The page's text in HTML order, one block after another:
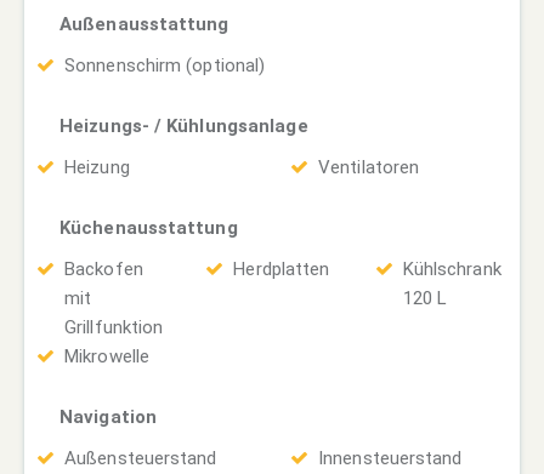
Außenausstattung
Sonnenschirm (optional)
Heizungs- / Kühlungsanlage
Heizung
Ventilatoren
Küchenausstattung
Backofen
mit
Grillfunktion
Herdplatten
Kühlschrank
120 L
Mikrowelle
Navigation
Außensteuerstand
Innensteuerstand